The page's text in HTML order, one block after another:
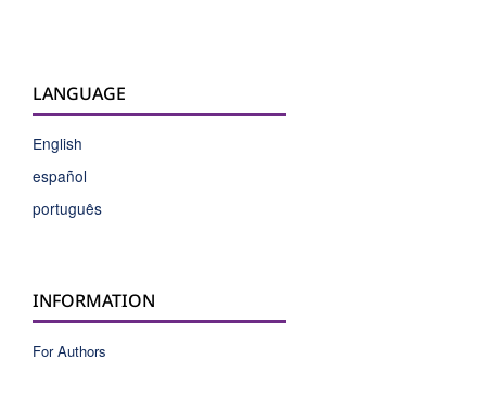
LANGUAGE
English
español
português
INFORMATION
For Authors